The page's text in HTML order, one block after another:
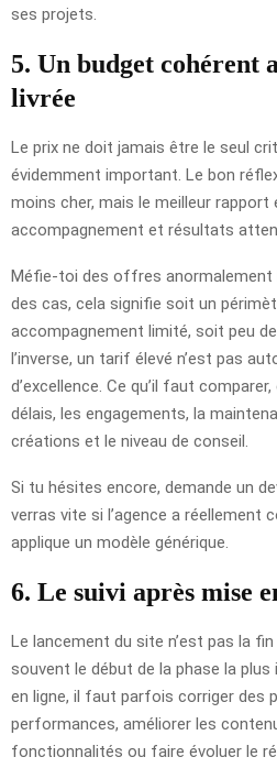
ses projets.
5. Un budget cohérent
livrée
Le prix ne doit jamais être le seul
évidemment important. Le bon
moins cher, mais le meilleur rapport
accompagnement et résultats
Méfie-toi des offres anormalement
des cas, cela signifie soit un
accompagnement limité, soit peu
l’inverse, un tarif élevé n’est pas
d’excellence. Ce qu’il faut
délais, les engagements, la
créations et le niveau de conseil.
Si tu hésites encore, demande un
verras vite si l’agence a réellement
applique un modèle générique.
6. Le suivi après mise
Le lancement du site n’est pas la
souvent le début de la phase la
en ligne, il faut parfois corriger des
performances, améliorer les
fonctionnalités ou faire évoluer le